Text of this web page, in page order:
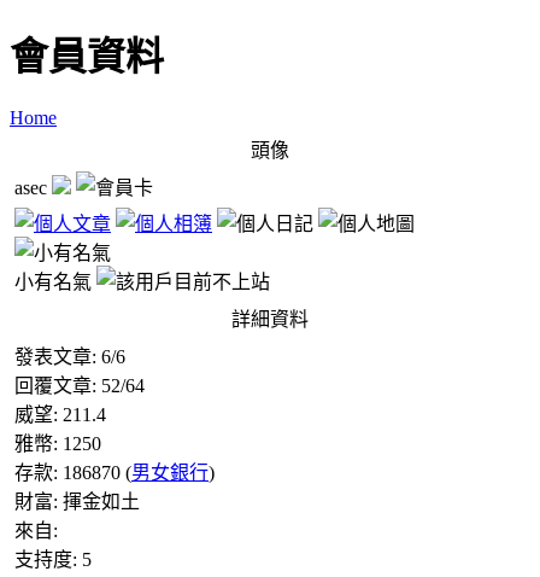
會員資料
Home
頭像
asec
小有名氣
詳細資料
發表文章: 6/6
回覆文章: 52/64
威望: 211.4
雅幣: 1250
存款: 186870 (男女銀行)
財富: 揮金如土
來自:
支持度: 5